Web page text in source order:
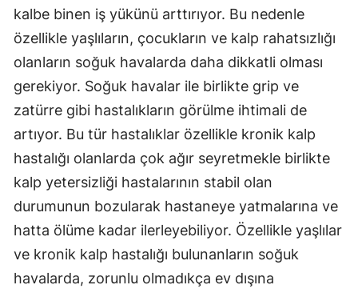
kalbe binen iş yükünü arttırıyor. Bu nedenle
özellikle yaşlıların, çocukların ve kalp rahatsızlığı
olanların soğuk havalarda daha dikkatli olması
gerekiyor. Soğuk havalar ile birlikte grip ve
zatürre gibi hastalıkların görülme ihtimali de
artıyor. Bu tür hastalıklar özellikle kronik kalp
hastalığı olanlarda çok ağır seyretmekle birlikte
kalp yetersizliği hastalarının stabil olan
durumunun bozularak hastaneye yatmalarına ve
hatta ölüme kadar ilerleyebiliyor. Özellikle yaşlılar
ve kronik kalp hastalığı bulunanların soğuk
havalarda, zorunlu olmadıkça ev dışına